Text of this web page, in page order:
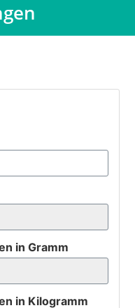
in Gramm
in Kilogramm